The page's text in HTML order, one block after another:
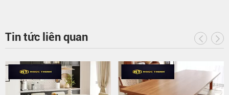
Tin tức liên quan